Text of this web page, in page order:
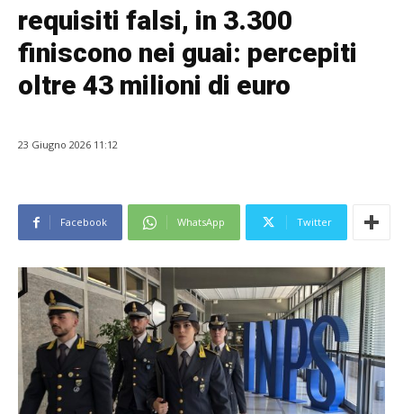
requisiti falsi, in 3.300
finiscono nei guai: percepiti
oltre 43 milioni di euro
23 Giugno 2026 11:12
Facebook WhatsApp Twitter